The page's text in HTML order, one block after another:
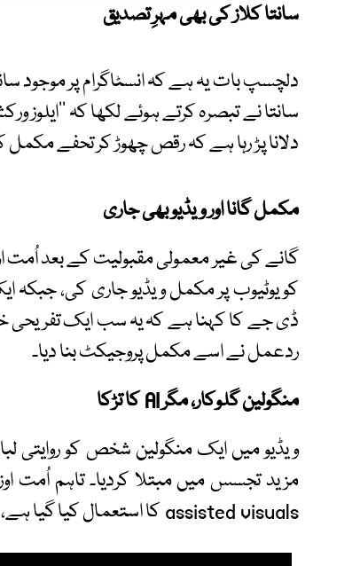
سانتا کلاز کی بھی مہرِ تصدیق
دلچسپ بات یہ ہے کہ انسٹاگرام پر موجود
سانتا نے تبصرہ کرتے ہوئے لکھا کہ ’’ایلوز
دلانا پڑ رہا ہے کہ رقص چھوڑ کر تحفے مکمل
مکمل گانا اور ویڈیو بھی جاری
کو یوٹیوب پر مکمل ویڈیو جاری کی، جبکہ
ڈی جے کا کہنا ہے کہ یہ سب ایک تفریحی
ردعمل نے اسے مکمل پروجیکٹ بنا دیا۔
منگولین گلوکار، مگر AI کا تڑکا
ویڈیو میں ایک منگولین شخص کو روایتی
assisted visuals کا استعمال کیا گیا ہے، یعنی جدید ٹیکنالوجی اور ثقافت کا حسین امتزاج۔